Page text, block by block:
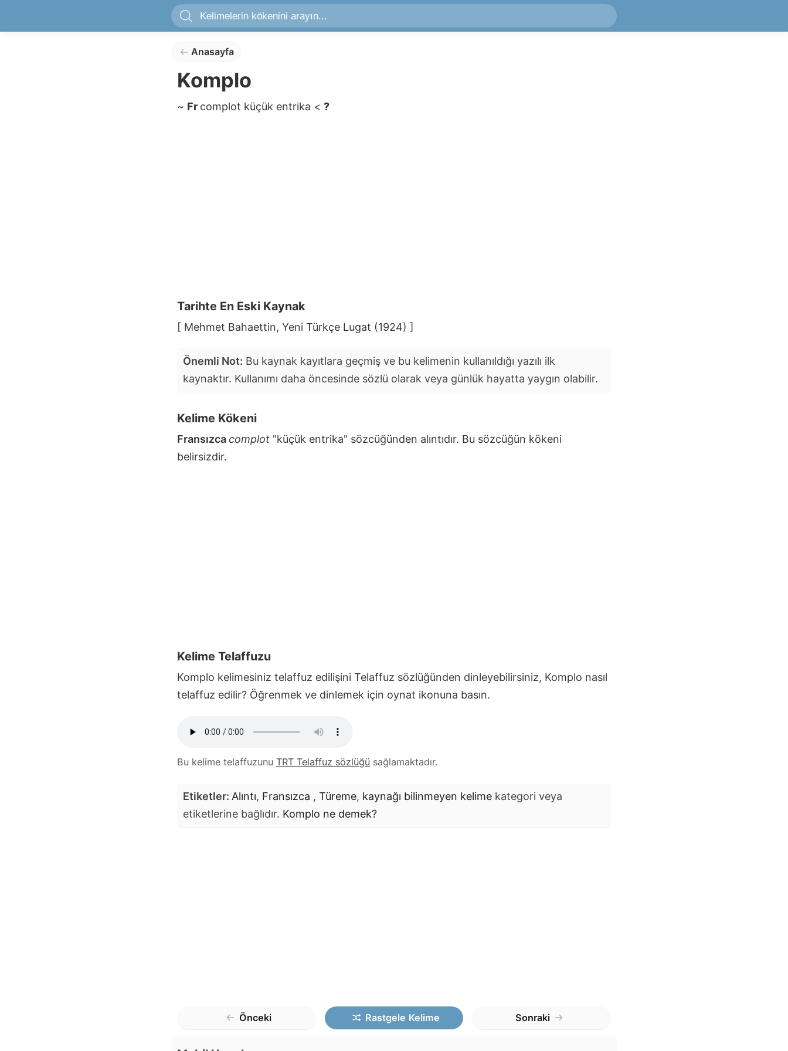
Anasayfa
Komplo
~ Fr complot küçük entrika < ?
Tarihte En Eski Kaynak
[ Mehmet Bahaettin, Yeni Türkçe Lugat (1924) ]
Önemli Not: Bu kaynak kayıtlara geçmiş ve bu kelimenin kullanıldığı yazılı ilk
kaynaktır. Kullanımı daha öncesinde sözlü olarak veya günlük hayatta yaygın olabilir.
Kelime Kökeni
Fransızcacomplot "küçük entrika" sözcüğünden alıntıdır. Bu sözcüğün kökeni
belirsizdir.
Kelime Telaffuzu
Komplo kelimesiniz telaffuz edilişini Telaffuz sözlüğünden dinleyebilirsiniz, Komplo nasıl
telaffuz edilir? Öğrenmek ve dinlemek için oynat ikonuna basın.
Bu kelime telaffuzunu TRT Telaffuz sözlüğü sağlamaktadır.
Etiketler: Alıntı, Fransızca , Türeme, kaynağı bilinmeyen kelime kategori veya
etiketlerine bağlıdır. Komplo ne demek?
Önceki Rastgele Kelime Sonraki